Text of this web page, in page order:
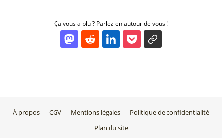
Ça vous a plu ? Parlez-en autour de vous !
À propos CGV Mentions légales
Politique de confidentialité
Plan du site